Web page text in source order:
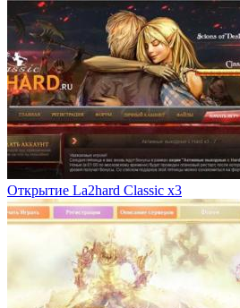
Открытие La2hard Classic x3